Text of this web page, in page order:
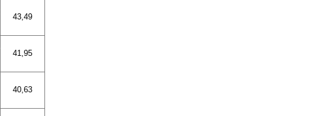
43,49
41,95
40,63